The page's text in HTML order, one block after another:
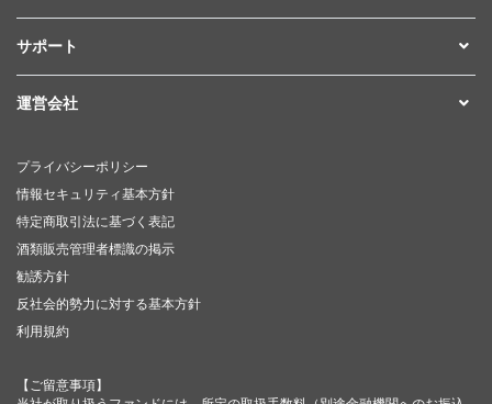
サポート
運営会社
プライバシーポリシー
情報セキュリティ基本方針
特定商取引法に基づく表記
酒類販売管理者標識の掲示
勧誘方針
反社会的勢力に対する基本方針
利用規約
【ご留意事項】